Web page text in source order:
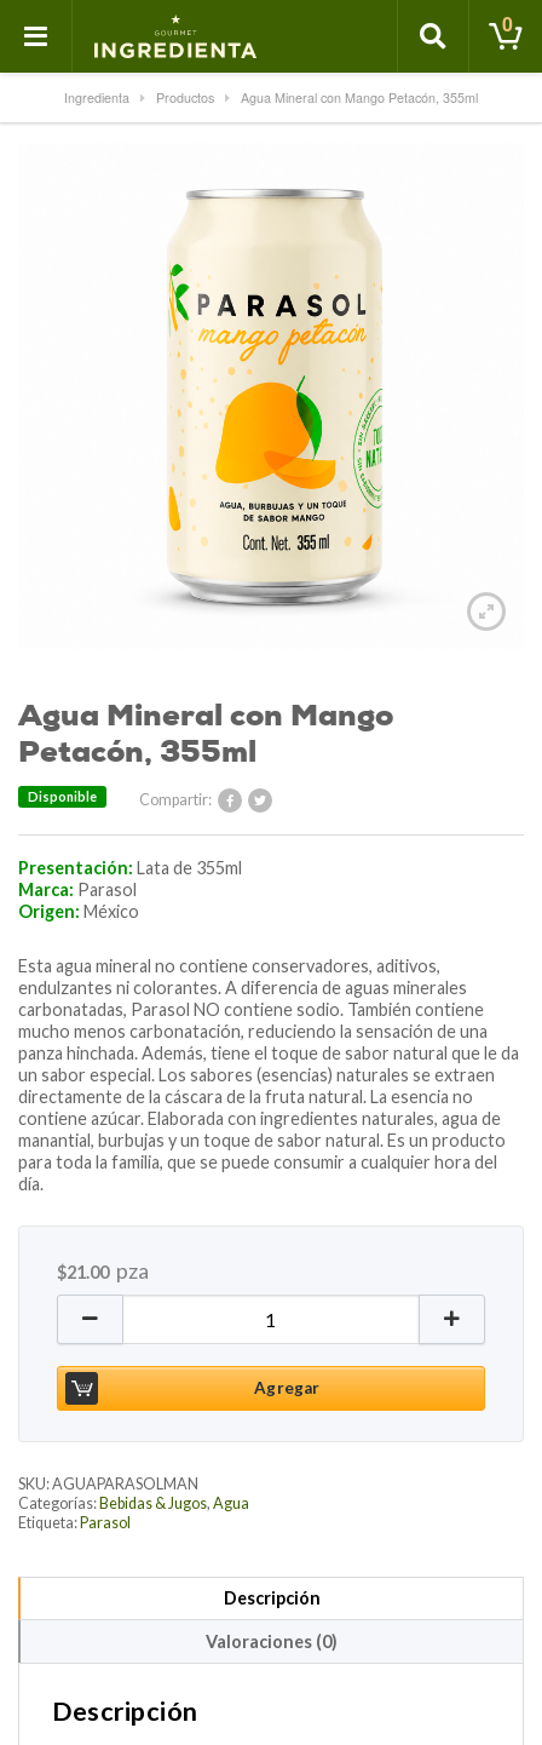
0
Ingredienta Productos Agua Mineral con Mango Petacón, 355ml
Agua Mineral con Mango
Petacón, 355ml
Compartir:
Disponible
Presentación: Lata de 355ml
Marca: Parasol
Origen: México
Esta agua mineral no contiene conservadores, aditivos,
endulzantes ni colorantes. A diferencia de aguas minerales
carbonatadas, Parasol NO contiene sodio. También contiene
mucho menos carbonatación, reduciendo la sensación de una
panza hinchada. Además, tiene el toque de sabor natural que le da
un sabor especial. Los sabores (esencias) naturales se extraen
directamente de la cáscara de la fruta natural. La esencia no
contiene azúcar. Elaborada con ingredientes naturales, agua de
manantial, burbujas y un toque de sabor natural. Es un producto
para toda la familia, que se puede consumir a cualquier hora del
día.
$21.00 pza
Agua Mineral con Mango Petacón, 355ml cantidad
Agregar
SKU:AGUAPARASOLMAN
Categorías: Bebidas & Jugos, Agua
Etiqueta: Parasol
Descripción
Valoraciones (0)
Descripción